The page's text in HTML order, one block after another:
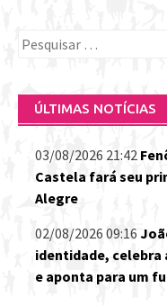
Pesquisar
ÚLTIMAS NOTÍCIAS
03/08/2026 21:42
Castela fará seu
Alegre
02/08/2026 09:16
identidade, celebra
e aponta para um